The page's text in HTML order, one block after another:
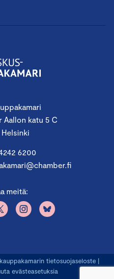
Aallon katu 5 C
Helsinki
6200
meitä:
tietosuojaseloste |
evästeasetuksia